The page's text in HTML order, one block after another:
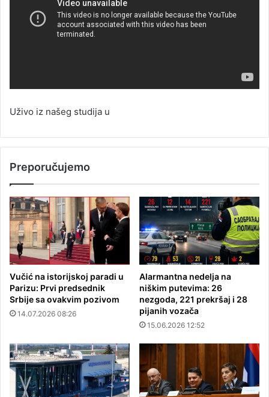
Uživo iz našeg studija u
Preporučujemo
Vučić na istorijskoj paradi u
Parizu: Prvi predsednik
Srbije sa ovakvim pozivom
14.07.2026 08:26
Alarmantna nedelja na
niškim putevima: 26
nezgoda, 221 prekršaj i 28
pijanih vozača
15.06.2026 12:52